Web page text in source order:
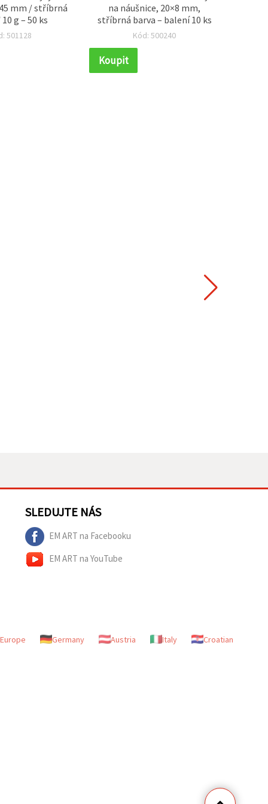
mm / stříbrná
g – 50 ks
501128
na náušnice, 20×8 mm,
stříbrná barva – balení 10 ks
Kód: 500240
Koupit
SLEDUJTE NÁS
EM ART na Facebooku
EM ART na YouTube
Europe Germany Austria Italy
Croatian